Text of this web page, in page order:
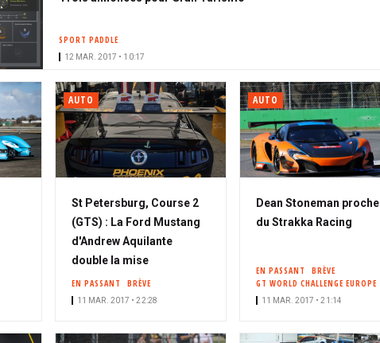
SPORT PADDLE
12 MAR. 2017 • 10:17
AUTO
St Petersburg, Course 2
(GTS) : La Ford Mustang
d'Andrew Aquilante
double la mise
EN PASSANT BRÈVE
11 MAR. 2017 • 22:28
AUTO
Dean Stoneman proche
du Strakka Racing
EN PASSANT
BRÈVE
GT WORLD CHALLENGE EUROPE
11 MAR. 2017 • 21:14